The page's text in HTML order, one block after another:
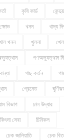
কৃষি কার্ড
ক্ষোভ খনন খাদ্য
খনন খুলনা
গণঅভ্যুত্থান
গাছ কর্তন
গ্রেনেড
বিভাগ চাল উদ্ধার
সেবা চিনিকল
চেক জালিয়াতি চেক